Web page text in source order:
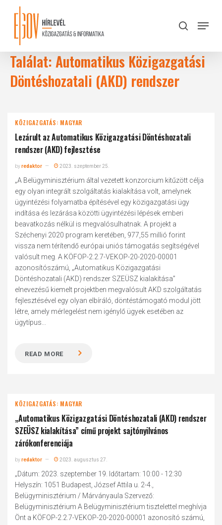
content
search
Menu
Találat: Automatikus Közigazgatási
Döntéshozatali (AKD) rendszer
KÖZIGAZGATÁS: MAGYAR
Lezárult az Automatikus Közigazgatási Döntéshozatali
rendszer (AKD) fejlesztése
byredaktor 2023. szeptember 25.
„A Belügyminisztérium által vezetett konzorcium kitűzött célja
egy olyan integrált szolgáltatás kialakítása volt, amelynek
ügyintézési folyamatba építésével egy közigazgatási ügy
indítása és lezárása közötti ügyintézési lépések emberi
beavatkozás nélkül is megvalósulhatnak. A projekt a
Széchenyi 2020 program keretében, 977,55 millió forint
vissza nem térítendő európai uniós támogatás segítségével
valósult meg. A KÖFOP-2.2.7-VEKOP-20-2020-00001
azonosítószámú, „Automatikus Közigazgatási
Döntéshozatali (AKD) rendszer SZEÜSZ kialakítása”
elnevezésű kiemelt projektben megvalósult AKD szolgáltatás
fejlesztésével egy olyan elbíráló, döntéstámogató modul jött
létre, amely mérlegelést nem igénylő ügyek esetében az
ügytípus...
READ MORE
KÖZIGAZGATÁS: MAGYAR
„Automatikus Közigazgatási Döntéshozatali (AKD) rendszer
SZEÜSZ kialakítása” című projekt sajtónyilvános
zárókonferenciája
byredaktor 2023. augusztus 27.
„Dátum: 2023. szeptember 19. Időtartam: 10:00 - 12:30
Helyszín: 1051 Budapest, József Attila u. 2-4.,
Belügyminisztérium / Márványaula Szervező:
Belügyminisztérium A Belügyminisztérium tisztelettel meghívja
Önt a KÖFOP-2.2.7-VEKOP-20-2020-00001 azonosító számú,
Close